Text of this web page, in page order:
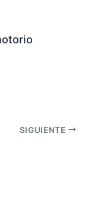
SIGUIENTE